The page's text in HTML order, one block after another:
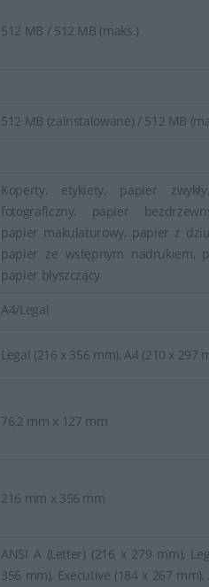
512 MB / 512 MB (maks.)
512 MB (zainstalowane) / 512 MB
Koperty, etykiety, papier
fotograficzny, papier
papier makulaturowy, papier z
papier ze wstępnym nadrukiem,
papier błyszczący
A4/Legal
Legal (216 x 356 mm), A4 (210 x 297
76,2 mm x 127 mm
216 mm x 356 mm
ANSI A (Letter) (216 x 279 mm),
356 mm), Executive (184 x 267 mm),